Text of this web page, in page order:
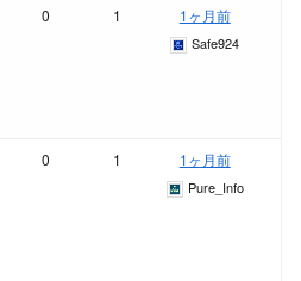
0 1 1ヶ月前
Safe924
0 1 1ヶ月前
Pure_Info